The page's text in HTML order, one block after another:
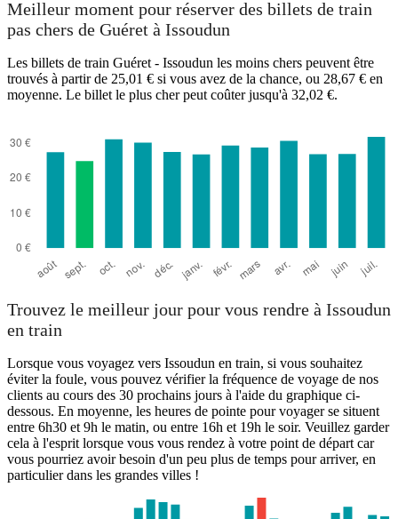
Meilleur moment pour réserver des billets de train
pas chers de Guéret à Issoudun
Les billets de train Guéret - Issoudun les moins chers peuvent être
trouvés à partir de 25,01 € si vous avez de la chance, ou 28,67 € en
moyenne. Le billet le plus cher peut coûter jusqu'à 32,02 €.
Trouvez le meilleur jour pour vous rendre à Issoudun
en train
Lorsque vous voyagez vers Issoudun en train, si vous souhaitez
éviter la foule, vous pouvez vérifier la fréquence de voyage de nos
clients au cours des 30 prochains jours à l'aide du graphique ci-
dessous. En moyenne, les heures de pointe pour voyager se situent
entre 6h30 et 9h le matin, ou entre 16h et 19h le soir. Veuillez garder
cela à l'esprit lorsque vous vous rendez à votre point de départ car
vous pourriez avoir besoin d'un peu plus de temps pour arriver, en
particulier dans les grandes villes !